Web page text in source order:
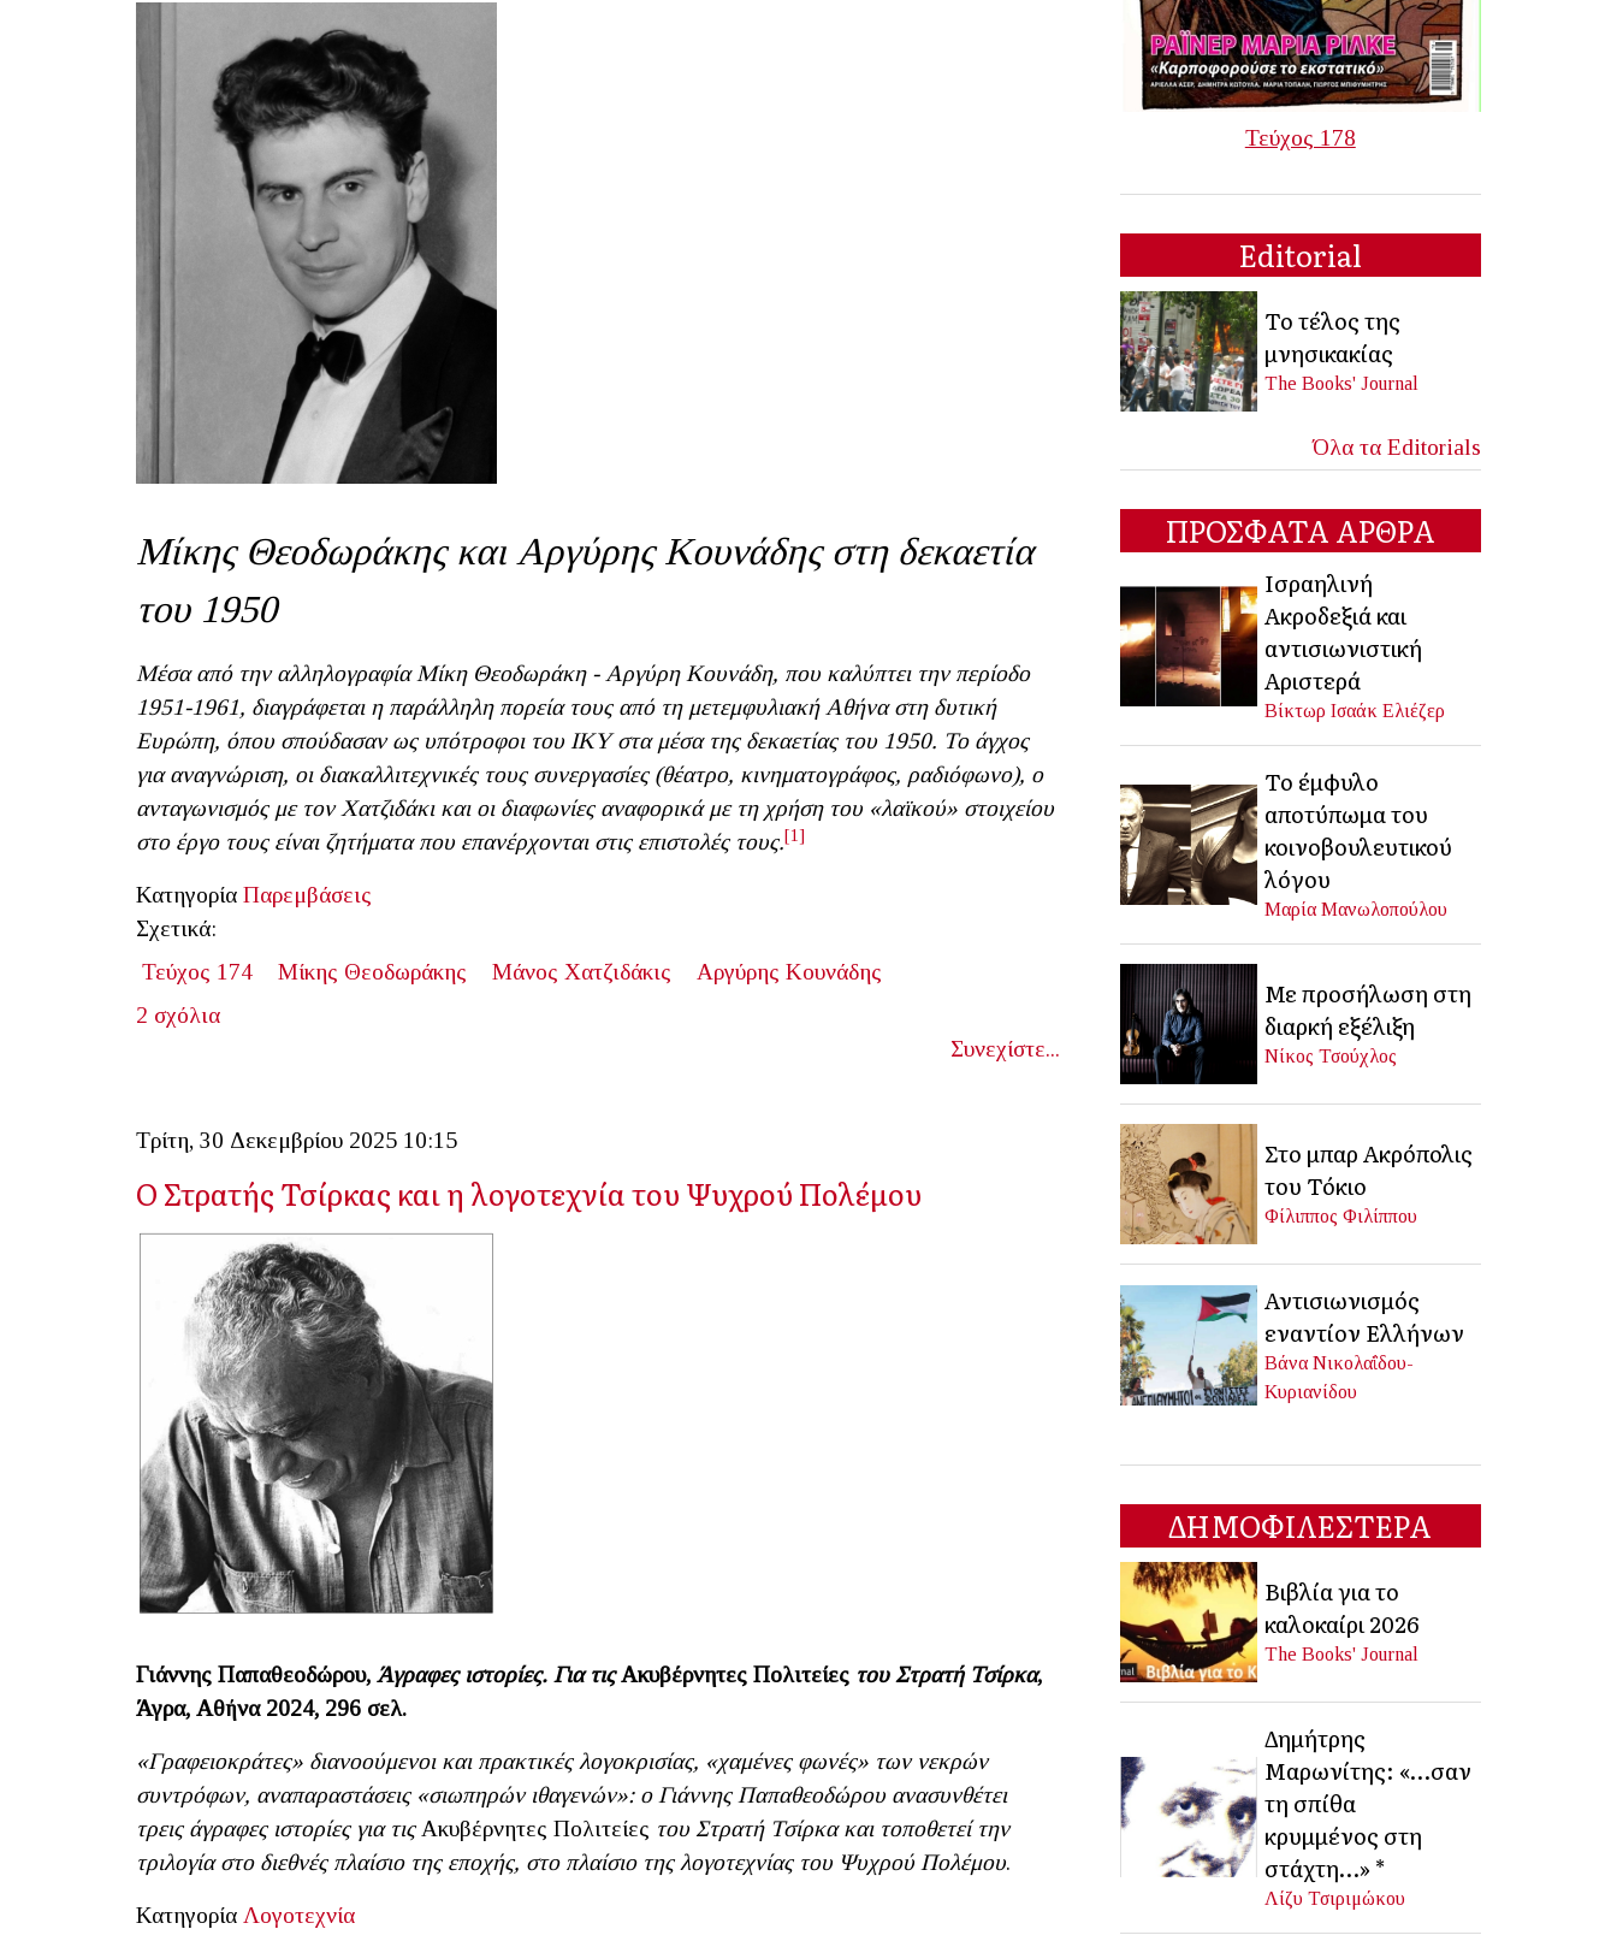
Μίκης Θεοδωράκης και Αργύρης Κουνάδης στη δεκαετία
του 1950
Μέσα από την αλληλογραφία Μίκη Θεοδωράκη - Αργύρη Κουνάδη, που καλύπτει την περίοδο
1951-1961, διαγράφεται η παράλληλη πορεία τους από τη μετεμφυλιακή Αθήνα στη δυτική
Ευρώπη, όπου σπούδασαν ως υπότροφοι του ΙΚΥ στα μέσα της δεκαετίας του 1950. Το άγχος
για αναγνώριση, οι διακαλλιτεχνικές τους συνεργασίες (θέατρο, κινηματογράφος, ραδιόφωνο), ο
ανταγωνισμός με τον Χατζιδάκι και οι διαφωνίες αναφορικά με τη χρήση του «λαϊκού» στοιχείου
στο έργο τους είναι ζητήματα που επανέρχονται στις επιστολές τους.[1]
Κατηγορία Παρεμβάσεις
Σχετικά:
Τεύχος 174
Μίκης Θεοδωράκης Μάνος Χατζιδάκις
Αργύρης Κουνάδης
2 σχόλια
Συνεχίστε...
Τρίτη, 30 Δεκεμβρίου 2025 10:15
Ο Στρατής Τσίρκας και η λογοτεχνία του Ψυχρού Πολέμου
Γιάννης Παπαθεοδώρου, Άγραφες ιστορίες. Για τιςΑκυβέρνητες Πολιτείες του Στρατή Τσίρκα,
Άγρα, Αθήνα 2024, 296 σελ.
«Γραφειοκράτες» διανοούμενοι και πρακτικές λογοκρισίας, «χαμένες φωνές» των νεκρών
συντρόφων, αναπαραστάσεις «σιωπηρών ιθαγενών»: ο Γιάννης Παπαθεοδώρου ανασυνθέτει
τρεις άγραφες ιστορίες για τιςΑκυβέρνητες Πολιτείες του Στρατή Τσίρκα και τοποθετεί την
τριλογία στο διεθνές πλαίσιο της εποχής, στο πλαίσιο της λογοτεχνίας του Ψυχρού Πολέμου.
Κατηγορία Λογοτεχνία
Τεύχος 178
Editorial
Το τέλος της
μνησικακίας
The Books' Journal
Όλα τα Editorials
ΠΡΟΣΦΑΤΑ ΑΡΘΡΑ
Ισραηλινή
Ακροδεξιά και
αντισιωνιστική
Αριστερά
Βίκτωρ Ισαάκ Ελιέζερ
Το έμφυλο
αποτύπωμα του
κοινοβουλευτικού
λόγου
Μαρία Μανωλοπούλου
Με προσήλωση στη
διαρκή εξέλιξη
Νίκος Τσούχλος
Στο μπαρ Ακρόπολις
του Τόκιο
Φίλιππος Φιλίππου
Αντισιωνισμός
εναντίον Ελλήνων
Βάνα Νικολαΐδου-
Κυριανίδου
ΔΗΜΟΦΙΛΕΣΤΕΡΑ
Βιβλία για το
καλοκαίρι 2026
The Books' Journal
Δημήτρης
Μαρωνίτης: «…σαν
τη σπίθα
κρυμμένος στη
στάχτη…» *
Λίζυ Τσιριμώκου